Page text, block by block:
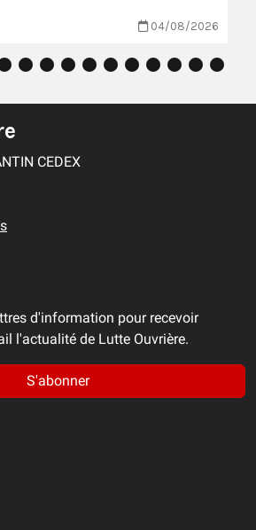
04/08/2026
CEDEX
d'information pour recevoir
l'actualité de Lutte Ouvrière.
S'abonner